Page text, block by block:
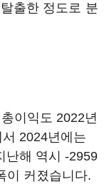
출한 정도로 분
이익도 2022년
2024년에는
난해 역시 -2959
이 커졌습니다.